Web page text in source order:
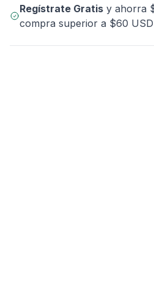
Regístrate Gratisy ahorra
compra superior a $60 USD